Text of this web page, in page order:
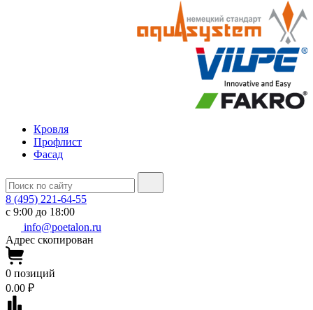
Кровля
Профлист
Фасад
8 (495) 221-64-55
с 9:00 до 18:00
info@poetalon.ru
Адрес скопирован
0 позиций
0.00 ₽